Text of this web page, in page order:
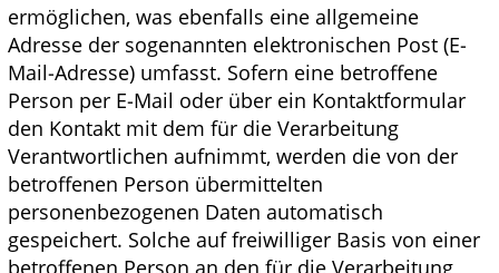
ermöglichen, was ebenfalls eine allgemeine
Adresse der sogenannten elektronischen Post (E-
Mail-Adresse) umfasst. Sofern eine betroffene
Person per E-Mail oder über ein Kontaktformular
den Kontakt mit dem für die Verarbeitung
Verantwortlichen aufnimmt, werden die von der
betroffenen Person übermittelten
personenbezogenen Daten automatisch
gespeichert. Solche auf freiwilliger Basis von einer
betroffenen Person an den für die Verarbeitung